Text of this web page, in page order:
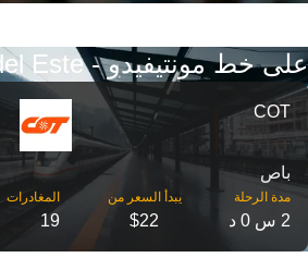
على خط مونتيفيدو - Punta del Este
COT
باص
مدة الرحلة
2 س 0 د
‎يبدأ السعر من
$22
19